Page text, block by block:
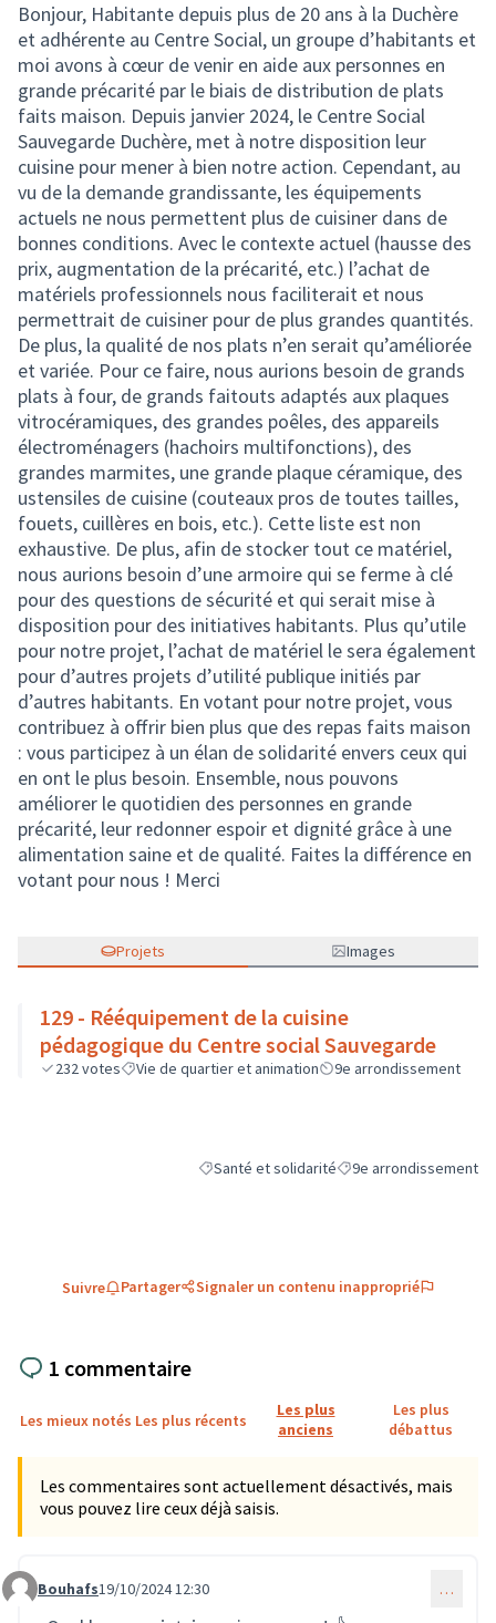
Bonjour, Habitante depuis plus de 20 ans à la Duchère
et adhérente au Centre Social, un groupe d’habitants et
moi avons à cœur de venir en aide aux personnes en
grande précarité par le biais de distribution de plats
faits maison. Depuis janvier 2024, le Centre Social
Sauvegarde Duchère, met à notre disposition leur
cuisine pour mener à bien notre action. Cependant, au
vu de la demande grandissante, les équipements
actuels ne nous permettent plus de cuisiner dans de
bonnes conditions. Avec le contexte actuel (hausse des
prix, augmentation de la précarité, etc.) l’achat de
matériels professionnels nous faciliterait et nous
permettrait de cuisiner pour de plus grandes quantités.
De plus, la qualité de nos plats n’en serait qu’améliorée
et variée. Pour ce faire, nous aurions besoin de grands
plats à four, de grands faitouts adaptés aux plaques
vitrocéramiques, des grandes poêles, des appareils
électroménagers (hachoirs multifonctions), des
grandes marmites, une grande plaque céramique, des
ustensiles de cuisine (couteaux pros de toutes tailles,
fouets, cuillères en bois, etc.). Cette liste est non
exhaustive. De plus, afin de stocker tout ce matériel,
nous aurions besoin d’une armoire qui se ferme à clé
pour des questions de sécurité et qui serait mise à
disposition pour des initiatives habitants. Plus qu’utile
pour notre projet, l’achat de matériel le sera également
pour d’autres projets d’utilité publique initiés par
d’autres habitants. En votant pour notre projet, vous
contribuez à offrir bien plus que des repas faits maison
: vous participez à un élan de solidarité envers ceux qui
en ont le plus besoin. Ensemble, nous pouvons
améliorer le quotidien des personnes en grande
précarité, leur redonner espoir et dignité grâce à une
alimentation saine et de qualité. Faites la différence en
votant pour nous ! Merci
Projets Images
129 - Rééquipement de la cuisine
pédagogique du Centre social Sauvegarde
232votes Vie de quartier et animation 9e arrondissement
Filtrer les résultats de la catégorie : Santé
Santé et solidaritéFiltrer les résultats
9e arrondissement
Suivre Partager Signaler un contenu inapproprié
1 commentaire
Les mieux notés Les plus récents
Les plus
anciens
Les plus
débattus
Les commentaires sont actuellement désactivés, mais
vous pouvez lire ceux déjà saisis.
Commentaire 2378
Bouhafs19/10/2024 12:30 …